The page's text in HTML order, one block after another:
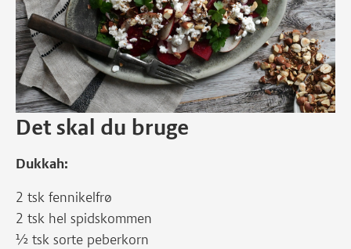
Det skal du bruge
Dukkah:
2 tsk fennikelfrø
2 tsk hel spidskommen
½ tsk sorte peberkorn